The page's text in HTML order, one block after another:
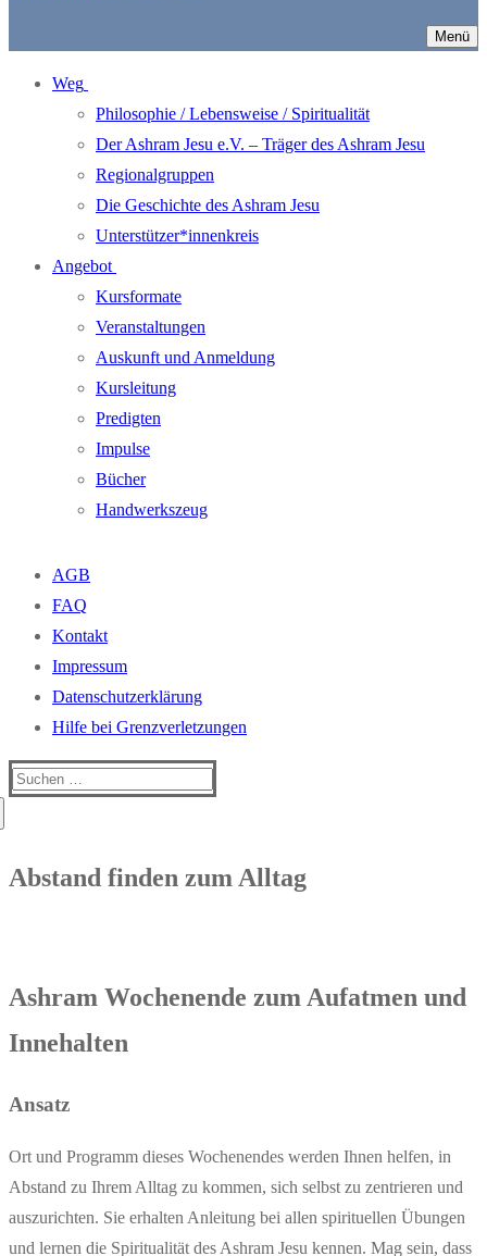
Menü
Weg
Philosophie / Lebensweise / Spiritualität
Der Ashram Jesu e.V. – Träger des Ashram Jesu
Regionalgruppen
Die Geschichte des Ashram Jesu
Unterstützer*innenkreis
Angebot
Kursformate
Veranstaltungen
Auskunft und Anmeldung
Kursleitung
Predigten
Impulse
Bücher
Handwerkszeug
AGB
FAQ
Kontakt
Impressum
Datenschutzerklärung
Hilfe bei Grenzverletzungen
Suchen
Abstand finden zum Alltag
Ashram Wochenende zum Aufatmen und
Innehalten
Ansatz
Ort und Programm dieses Wochenendes werden Ihnen helfen, in
Abstand zu Ihrem Alltag zu kommen, sich selbst zu zentrieren und
auszurichten. Sie erhalten Anleitung bei allen spirituellen Übungen
und lernen die Spiritualität des Ashram Jesu kennen. Mag sein, dass